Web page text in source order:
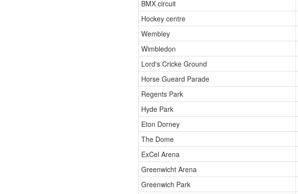
BMX circuit
Hockey centre
Wembley
Wimbledon
Lord's Cricke Ground
Horse Gueard Parade
Regents Park
Hyde Park
Eton Dorney
The Dome
ExCel Arena
Greenwicht Arena
Greenwich Park